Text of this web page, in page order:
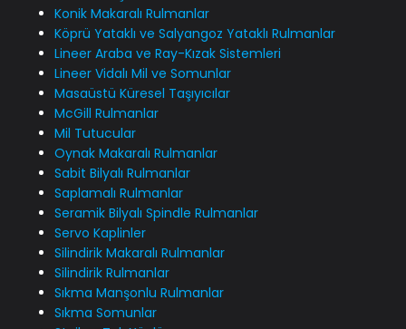
Konik Makaralı Rulmanlar
Köprü Yataklı ve Salyangoz Yataklı Rulmanlar
Lineer Araba ve Ray-Kızak Sistemleri
Lineer Vidalı Mil ve Somunlar
Masaüstü Küresel Taşıyıcılar
McGill Rulmanlar
Mil Tutucular
Oynak Makaralı Rulmanlar
Sabit Bilyalı Rulmanlar
Saplamalı Rulmanlar
Seramik Bilyalı Spindle Rulmanlar
Servo Kaplinler
Silindirik Makaralı Rulmanlar
Silindirik Rulmanlar
Sıkma Manşonlu Rulmanlar
Sıkma Somunlar